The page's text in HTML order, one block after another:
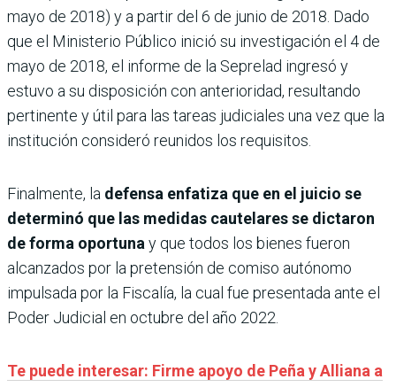
mayo de 2018) y a partir del 6 de junio de 2018. Dado
que el Ministerio Público inició su investigación el 4 de
mayo de 2018, el informe de la Seprelad ingresó y
estuvo a su disposición con anterioridad, resultando
pertinente y útil para las tareas judiciales una vez que la
institución consideró reunidos los requisitos.
Finalmente, la defensa enfatiza que en el juicio se
determinó que las medidas cautelares se dictaron
de forma oportuna y que todos los bienes fueron
alcanzados por la pretensión de comiso autónomo
impulsada por la Fiscalía, la cual fue presentada ante el
Poder Judicial en octubre del año 2022.
Te puede interesar: Firme apoyo de Peña y Alliana a